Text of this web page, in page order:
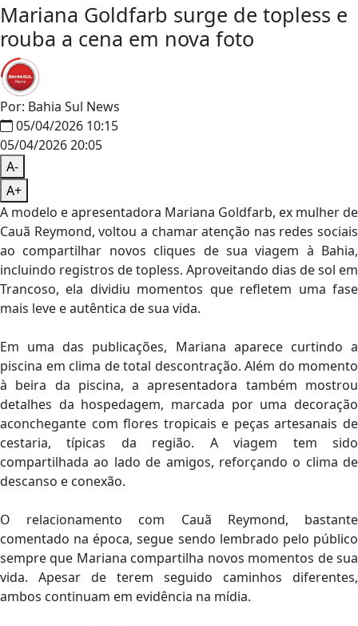
Mariana Goldfarb surge de topless e
rouba a cena em nova foto
Por: Bahia Sul News
05/04/2026 10:15
05/04/2026 20:05
A-
A+
A modelo e apresentadora Mariana Goldfarb, ex mulher de
Cauã Reymond, voltou a chamar atenção nas redes sociais
ao compartilhar novos cliques de sua viagem à Bahia,
incluindo registros de topless. Aproveitando dias de sol em
Trancoso, ela dividiu momentos que refletem uma fase
mais leve e autêntica de sua vida.
Em uma das publicações, Mariana aparece curtindo a
piscina em clima de total descontração. Além do momento
à beira da piscina, a apresentadora também mostrou
detalhes da hospedagem, marcada por uma decoração
aconchegante com flores tropicais e peças artesanais de
cestaria, típicas da região. A viagem tem sido
compartilhada ao lado de amigos, reforçando o clima de
descanso e conexão.
O relacionamento com Cauã Reymond, bastante
comentado na época, segue sendo lembrado pelo público
sempre que Mariana compartilha novos momentos de sua
vida. Apesar de terem seguido caminhos diferentes,
ambos continuam em evidência na mídia.